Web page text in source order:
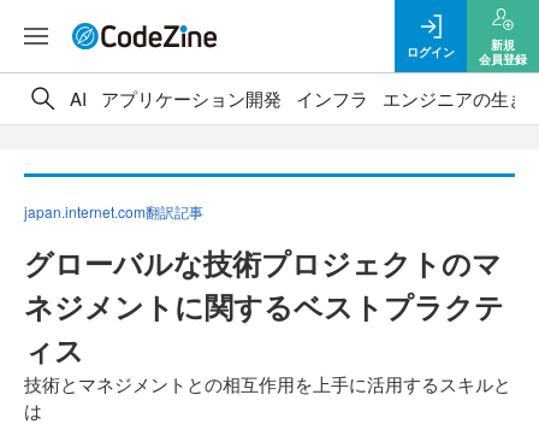
ログイン
新規
会員登録
AI アプリケーション開発 インフラ エンジニアの生き
japan.internet.com翻訳記事
グローバルな技術プロジェクトのマ
ネジメントに関するベストプラクテ
ィス
技術とマネジメントとの相互作用を上手に活用するスキルと
は